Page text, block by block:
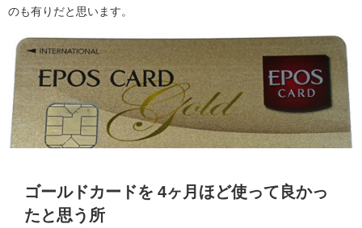
のも有りだと思います。
ゴールドカードを 4ヶ月ほど使って良かっ
たと思う所